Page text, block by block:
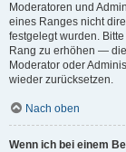
Moderatoren und
eines Ranges nicht
festgelegt wurden.
Rang zu erhöhen —
Moderator oder
wieder zurücksetzen.
Nach oben
Wenn ich bei einem